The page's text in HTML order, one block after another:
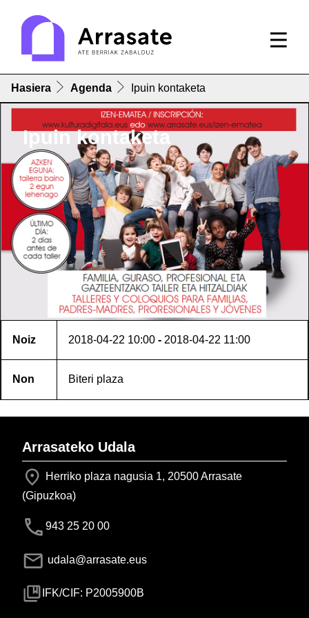
Hasiera Agenda Ipuin kontaketa
Ipuin kontaketa
Noiz 2018-04-22 10:00 - 2018-04-22 11:00
Non Biteri plaza
Arrasateko Udala
Herriko plaza nagusia 1, 20500 Arrasate
(Gipuzkoa)
943 25 20 00
udala@arrasate.eus
IFK/CIF: P2005900B